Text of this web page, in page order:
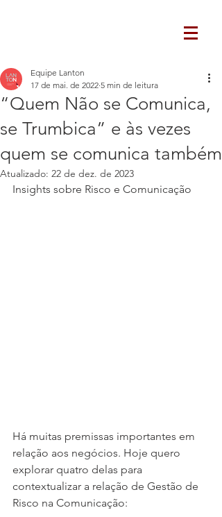
“Quem Não se Comunica,
se Trumbica” e às vezes
quem se comunica também
Equipe Lanton
17 de mai. de 2022 5 min de leitura
Atualizado: 22 de dez. de 2023
Insights sobre Risco e Comunicação
Há muitas premissas importantes em
relação aos negócios. Hoje quero
explorar quatro delas para
contextualizar a relação de Gestão de
Risco na Comunicação: